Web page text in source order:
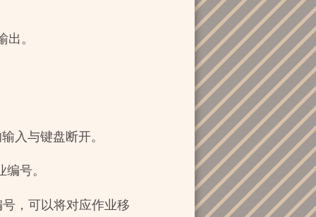
出。
入与键盘断开。
号。
，可以将对应作业移